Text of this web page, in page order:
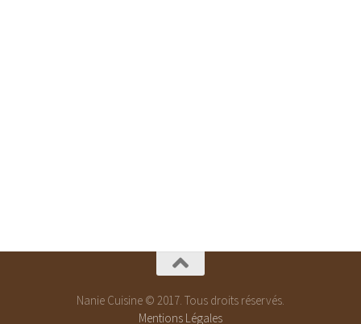
Nanie Cuisine © 2017. Tous droits réservés.
Mentions Légales